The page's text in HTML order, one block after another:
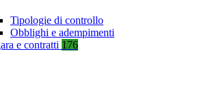
Tipologie di controllo
Obblighi e adempimenti
e contratti 176